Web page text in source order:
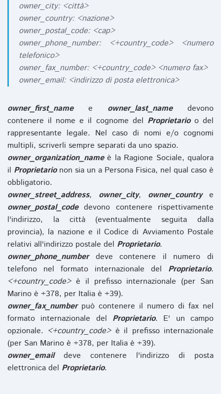
owner_city: <città>
owner_country: <nazione>
owner_postal_code: <cap>
owner_phone_number: <+country_code> <numero
telefonico>
owner_fax_number: <+country_code> <numero fax>
owner_email: <indirizzo di posta elettronica>
owner_first_namee owner_last_namedevono
contenere il nome e il cognome del Proprietarioo del
rappresentante legale. Nel caso di nomi e/o cognomi
multipli, scriverli sempre separati da uno spazio.
owner_organization_nameè la Ragione Sociale, qualora
il Proprietarionon sia un a Persona Fisica, nel qual caso è
obbligatorio.
owner_street_address, owner_city, owner_countrye
owner_postal_codedevono contenere rispettivamente
l'indirizzo, la città (eventualmente seguita dalla
provincia), la nazione e il Codice di Avviamento Postale
relativi all'indirizzo postale del Proprietario.
owner_phone_numberdeve contenere il numero di
telefono nel formato internazionale del Proprietario.
<+country_code>è il prefisso internazionale (per San
Marino è +378, per Italia è +39).
owner_fax_numberpuò contenere il numero di fax nel
formato internazionale del Proprietario. E' un campo
opzionale. <+country_code>è il prefisso internazionale
(per San Marino è +378, per Italia è +39).
owner_emaildeve contenere l'indirizzo di posta
elettronica del Proprietario.